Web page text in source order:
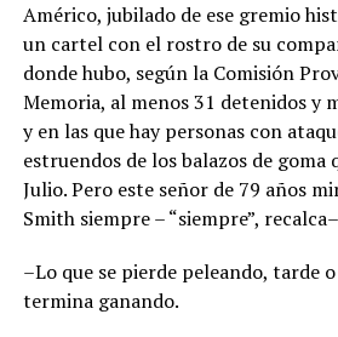
Américo, jubilado de ese gremio
un cartel con el rostro de su
donde hubo, según la Comisión
Memoria, al menos 31 detenidos y
y en las que hay personas con
estruendos de los balazos de goma
Julio. Pero este señor de 79 años
Smith siempre – “siempre”,
–Lo que se pierde peleando, tarde
termina ganando.